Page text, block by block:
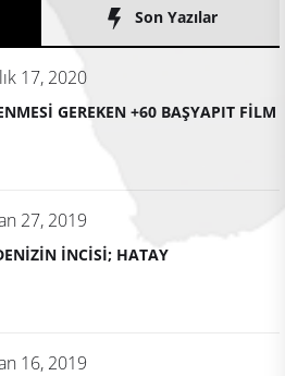
Son Yazılar
17, 2020
GEREKEN +60 BAŞYAPIT FİLM
27, 2019
İNCİSİ; HATAY
16, 2019